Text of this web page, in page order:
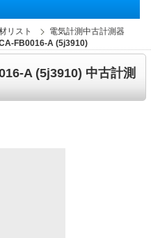
リスト
電気計測中古計測器
FB0016-A (5j3910)
A (5j3910) 中古計測